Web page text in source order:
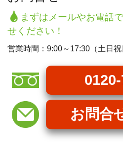
まずはメールやお電話
せください！
営業時間：9:00～17:30（土日祝
お問合